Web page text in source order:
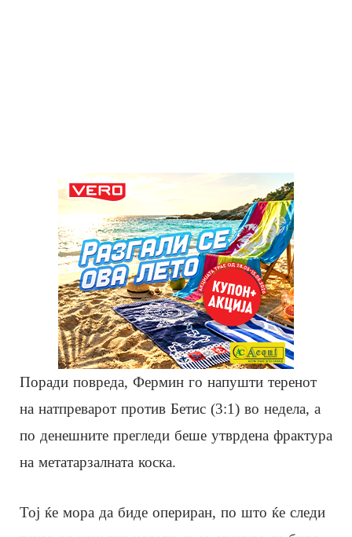
Поради повреда, Фермин го напушти теренот
на натпреварот против Бетис (3:1) во недела, а
по денешните прегледи беше утврдена фрактура
на метатарзалната коска.
Тој ќе мора да биде опериран, по што ќе следи